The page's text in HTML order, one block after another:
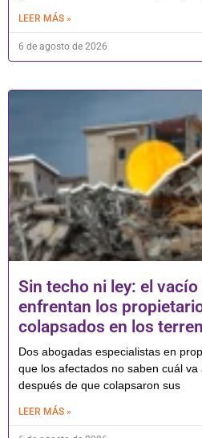
LEER MÁS »
6 de agosto de 2026
Sin techo ni ley: el vacío
enfrentan los
colapsados en los
Dos abogadas especialistas en
que los afectados no saben cuál
después de que colapsaron sus
LEER MÁS »